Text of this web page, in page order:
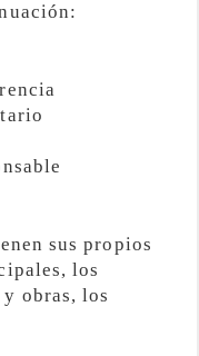
sus propios
los
obras, los